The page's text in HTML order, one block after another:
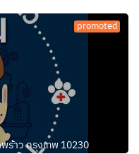
promoted
ร้าว กรุงเทพ 10230